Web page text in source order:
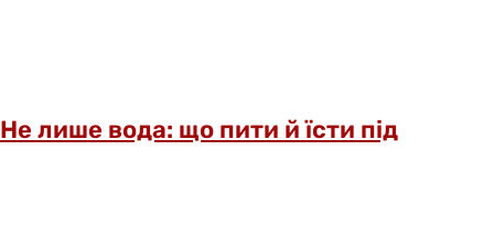
Не лише вода: що пити й їсти під